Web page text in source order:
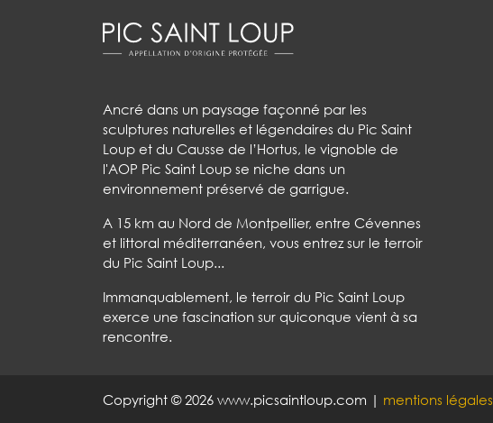
Ancré dans un paysage façonné par les
sculptures naturelles et légendaires du Pic Saint
Loup et du Causse de l’Hortus, le vignoble de
l'AOP Pic Saint Loup se niche dans un
environnement préservé de garrigue.
A 15 km au Nord de Montpellier, entre Cévennes
et littoral méditerranéen, vous entrez sur le terroir
du Pic Saint Loup...
Immanquablement, le terroir du Pic Saint Loup
exerce une fascination sur quiconque vient à sa
rencontre.
Copyright © 2026 www.picsaintloup.com | mentions légales